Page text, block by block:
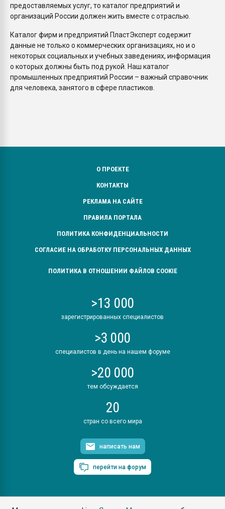
предоставляемых услуг, то каталог предприятий и
организаций России должен жить вместе с отраслью.
Каталог фирм и предприятий ПластЭксперт содержит
данные не только о коммерческих организациях, но и о
некоторых социальных и учебных заведениях, информация
о которых должны быть под рукой. Наш каталог
промышленных предприятий России – важный справочник
для человека, занятого в сфере пластиков.
О ПРОЕКТЕ
КОНТАКТЫ
РЕКЛАМА НА САЙТЕ
ПРАВИЛА ПОРТАЛА
ПОЛИТИКА КОНФИДЕНЦИАЛЬНОСТИ
СОГЛАСИЕ НА ОБРАБОТКУ ПЕРСОНАЛЬНЫХ ДАННЫХ
ПОЛИТИКА В ОТНОШЕНИИ ФАЙЛОВ COOKIE
>13 000
зарегистрированных специалистов
>3 000
специалистов в день на нашем форуме
>20 000
тем обсуждается
20
стран со всего мира
написать нам
перейти на форум